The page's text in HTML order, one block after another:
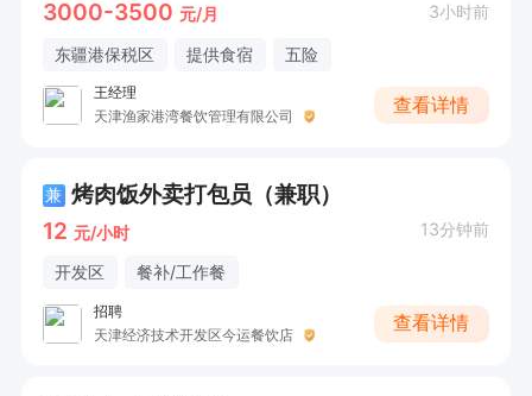
3000-3500 元/月 3小时前
东疆港保税区 提供食宿 五险
王经理
天津渔家港湾餐饮管理有限公司
查看详情
兼 烤肉饭外卖打包员（兼职）
12 元/小时 13分钟前
开发区 餐补/工作餐
招聘
天津经济技术开发区今运餐饮店
查看详情